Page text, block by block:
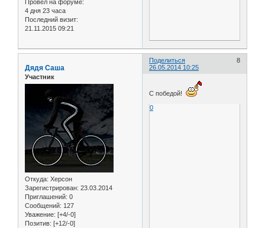
Провел на форуме:
4 дня 23 часа
Последний визит:
21.11.2015 09:21
Поделиться
8
26.05.2014 10:25
Дядя Саша
Участник
Откуда: Херсон
Зарегистрирован: 23.03.2014
Приглашений: 0
Сообщений: 127
Уважение: [+4/-0]
Позитив: [+12/-0]
С победой!
0